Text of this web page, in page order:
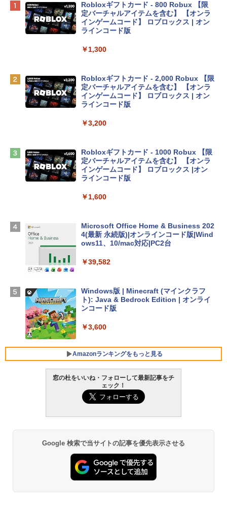
Apple 2026 MacBook Neo A18 Proチッ
プ搭載13インチノートブック：AIとAppl
e Intelligenceのために設計、Liquid Ret
inaディスプレイ、8GBユニファイドメモ
eTime HDカメラ、Touch ID - シトラス
tomtoc 360°保護 15.6 16インチ パソコ
ンケース Dell NEC Lavie ASUS HP dyna
HP ノートパソコン 15-fd 15.6インチ 16
GBメモリ 512GB SSD インテル Core 5
Apple 2026 MacBook Air M5チップ搭載
13インチノートブック：AIとApple Intell
igence、13.6インチLiquid Retinaディ
2GB SSDストレージ、12MPセンターフ
レームカメラ、日本語キーボード、Touc
￥217,556
【Amazon.co.jp限定】ASUS ノートパソ
コン Vivobook 15 M1502NAQ 15.6イン
12GB Microsoft 365 Personal (24か月
版) 搭載 Windows 11 重量1.7kg Wi-Fi 6
E クワイエットブルー M1502NAQ-R716
5BUWS
￥139,800
Robloxギフトカード - 800 Robux 【限
定バーチャルアイテムを含む】 【オンラ
インゲームコード】 ロブロックス | オン
ラインコード版
￥1,300
Robloxギフトカード - 2,000 Robux 【限
定バーチャルアイテムを含む】 【オンラ
インゲームコード】 ロブロックス | オン
ラインコード版
￥3,200
Robloxギフトカード - 1000 Robux 【限
定バーチャルアイテムを含む】 【オンラ
インゲームコード】 ロブロックス |オン
ラインコード版
￥1,600
Microsoft Office Home & Business 202
4(最新 永続版)|オンラインコード版|Wind
ows11、10/mac対応|PC2台
￥39,582
Windows版 | Minecraft (マインクラフ
ト): Java & Bedrock Edition | オンライ
ンコード版
￥3,600
Amazonランキングをもっと見る
生成AIパスポート公式テキスト 第４版
1冊ですべて身につくHTML & CSSとWe
bデザイン入門講座［第2版］
Kindle Paperwhite シグニチャーエディ
ション (32GB) 7インチディスプレイ、明
ブラック
￥-
Amazon Kindle Paperwhite (16GB) 7イ
窓の杜をいいね・フォローして最新記事をチ
ェック！
Google 検索で当サイトの記事を優先表示させる